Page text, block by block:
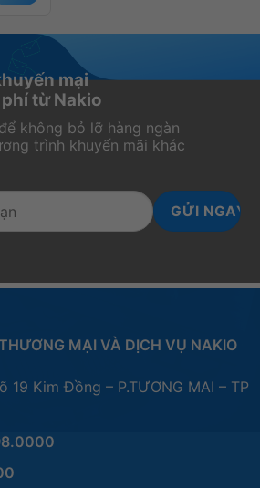
mại
từ Nakio
không bỏ lỡ hàng ngàn
trình khuyến mãi khác
MẠI VÀ DỊCH VỤ NAKIO
19 Kim Đồng – P.TƯƠNG MAI – TP